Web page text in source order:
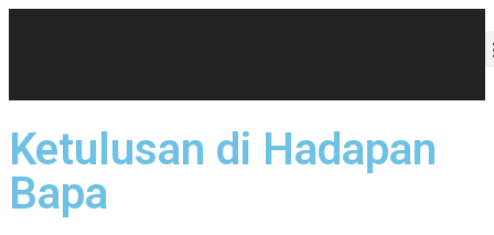
Ketulusan di Hadapan
Bapa